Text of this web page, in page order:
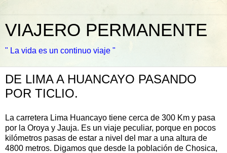
VIAJERO PERMANENTE
" La vida es un continuo viaje "
DE LIMA A HUANCAYO PASANDO
POR TICLIO.
La carretera Lima Huancayo tiene cerca de 300 Km y pasa
por la Oroya y Jauja. Es un viaje peculiar, porque en pocos
kilómetros pasas de estar a nivel del mar a una altura de
4800 metros. Digamos que desde la población de Chosica,